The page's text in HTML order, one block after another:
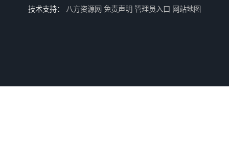
技术支持： 八方资源网 免责声明 管理员入口 网站地图